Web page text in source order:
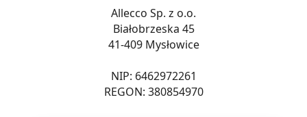
Allecco Sp. z o.o.
Białobrzeska 45
41-409 Mysłowice
NIP: 6462972261
REGON: 380854970